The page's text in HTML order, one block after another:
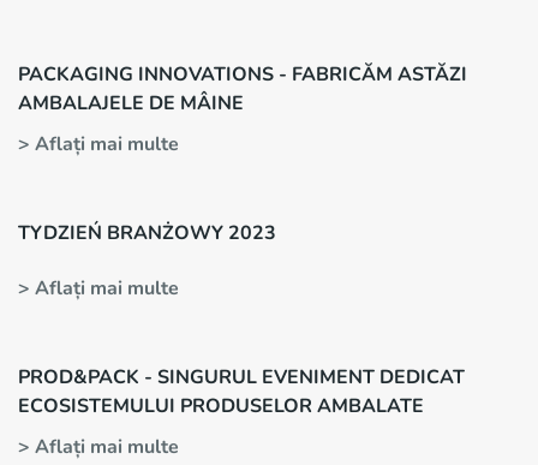
PACKAGING INNOVATIONS - FABRICĂM ASTĂZI
AMBALAJELE DE MÂINE
> Aflați mai multe
TYDZIEŃ BRANŻOWY 2023
> Aflați mai multe
PROD&PACK - SINGURUL EVENIMENT DEDICAT
ECOSISTEMULUI PRODUSELOR AMBALATE
> Aflați mai multe